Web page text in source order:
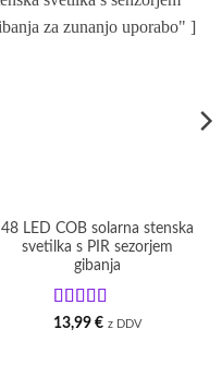
48 LED COB solarna stenska
svetilka s PIR sezorjem
gibanja
Ocenjeno5
13,99 € z DDV